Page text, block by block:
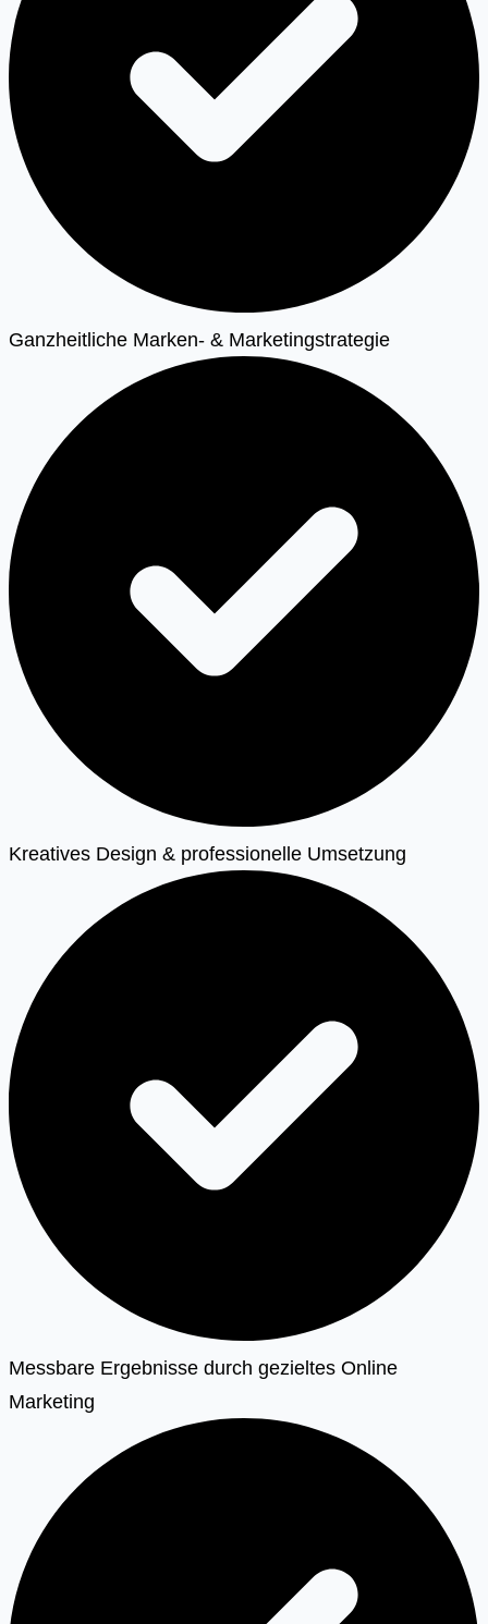
Ganzheitliche Marken- & Marketingstrategie
Kreatives Design & professionelle Umsetzung
Messbare Ergebnisse durch gezieltes Online
Marketing